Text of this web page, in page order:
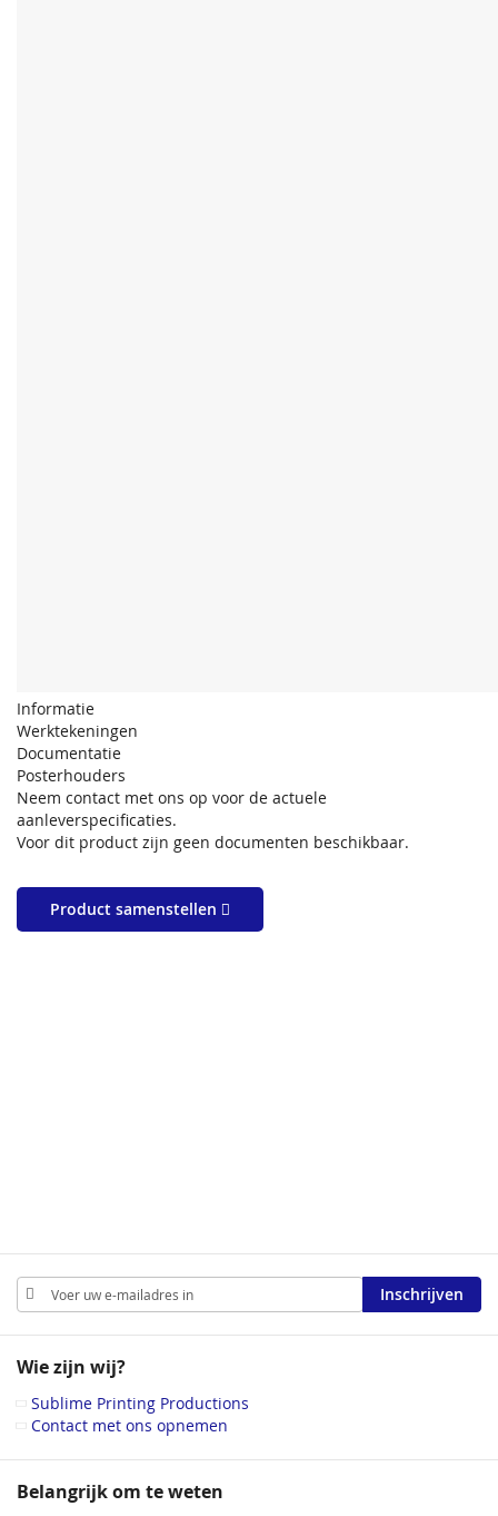
Informatie
Werktekeningen
Documentatie
Posterhouders
Neem contact met ons op voor de actuele
aanleverspecificaties.
Voor dit product zijn geen documenten beschikbaar.
Product samenstellen
Abonneer
u
op
nieuwsbrief
Inschrijven
Wie zijn wij?
Sublime Printing Productions
Contact met ons opnemen
Belangrijk om te weten